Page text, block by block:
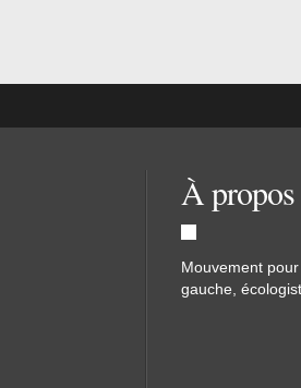
À propos
Mouvement
gauche,